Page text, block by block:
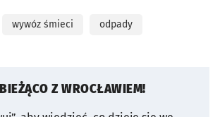
wywóz śmieci odpady
Z WROCŁAWIEM!